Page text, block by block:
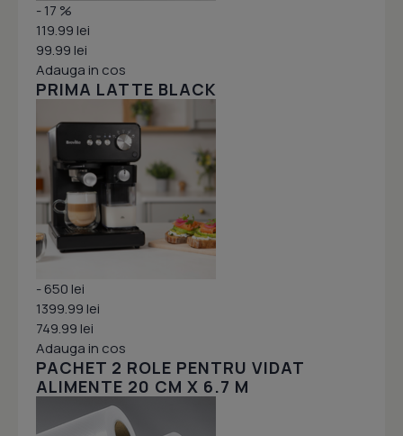
- 17 %
119.99 lei
99.99 lei
Adauga in cos
PRIMA LATTE BLACK
- 650 lei
1399.99 lei
749.99 lei
Adauga in cos
PACHET 2 ROLE PENTRU VIDAT
ALIMENTE 20 CM X 6.7 M